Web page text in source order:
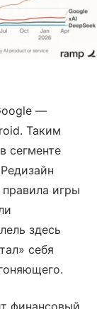
—
Таким
сегменте
игры
здесь
себя
финансовый